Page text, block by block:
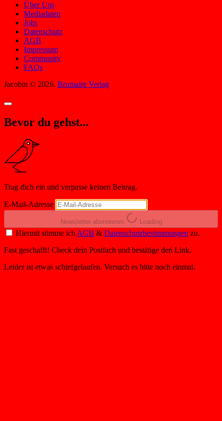
Über Uns
Mediadaten
Jobs
Datenschutz
AGB
Impressum
Community
FAQs
Jacobin © 2026. Brumaire Verlag
Bevor du gehst...
Trag dich ein und verpasse keinen Beitrag.
E-Mail-Adresse
Newsletter abonnieren Loading
Hiermit stimme ich AGB & Datenschutzbestimmungen zu.
Fast geschafft! Check dein Postfach und bestätige den Link.
Leider ist etwas schiefgelaufen. Versuch es bitte noch einmal.